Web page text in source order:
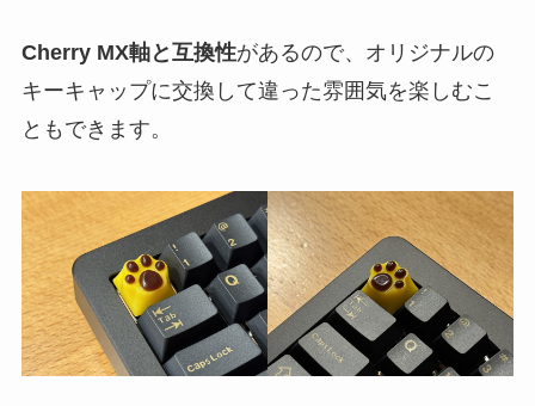
Cherry MX軸と互換性があるので、オリジナルの
キーキャップに交換して違った雰囲気を楽しむこ
ともできます。